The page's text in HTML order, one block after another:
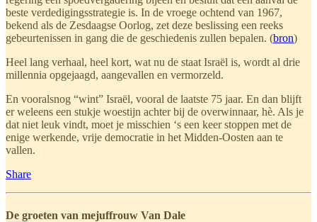
beste verdedigingsstrategie is. In de vroege ochtend van 1967,
bekend als de Zesdaagse Oorlog, zet deze beslissing een reeks
gebeurtenissen in gang die de geschiedenis zullen bepalen. (bron)
Heel lang verhaal, heel kort, wat nu de staat Israël is, wordt al drie
millennia opgejaagd, aangevallen en vermorzeld.
En vooralsnog “wint” Israël, vooral de laatste 75 jaar. En dan blijft
er weleens een stukje woestijn achter bij de overwinnaar, hè. Als je
dat niet leuk vindt, moet je misschien ‘s een keer stoppen met de
enige werkende, vrije democratie in het Midden-Oosten aan te
vallen.
Share
De groeten van mejuffrouw Van Dale